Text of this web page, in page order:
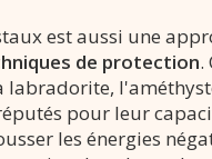
est aussi une
de protection.
labradorite,
pour leur
les énergies